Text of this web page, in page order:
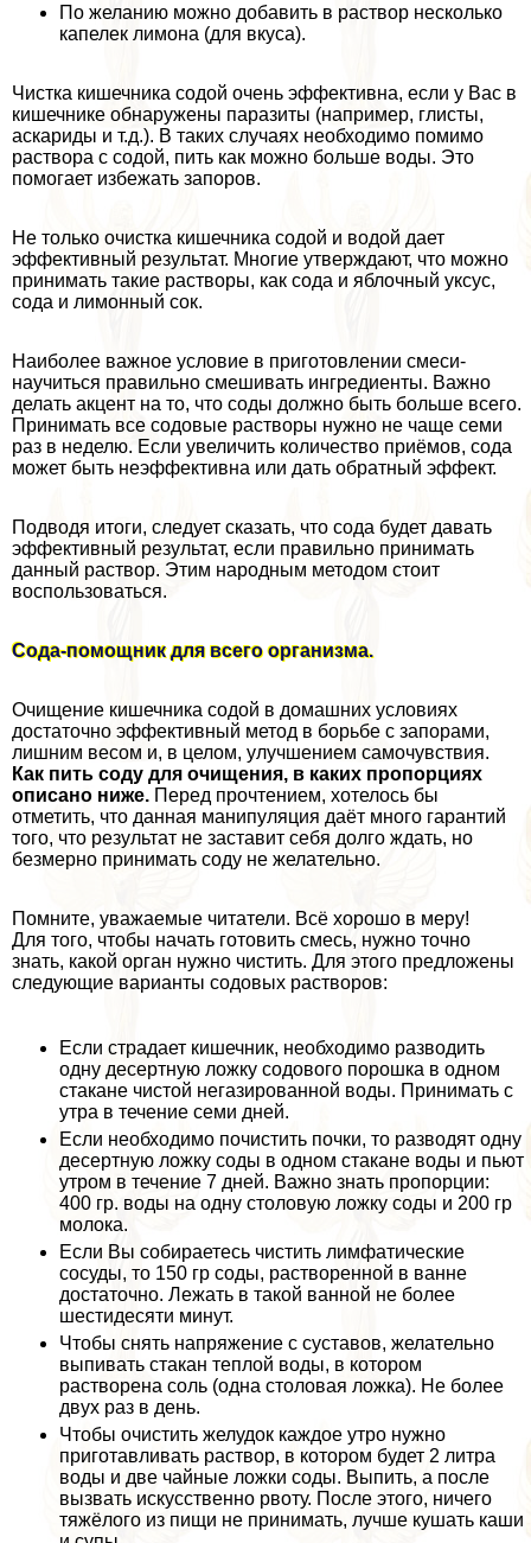
По желанию можно добавить в раствор несколько
капелек лимона (для вкуса).
Чистка кишечника содой очень эффективна, если у Вас в
кишечнике обнаружены паразиты (например, глисты,
аскариды и т.д.). В таких случаях необходимо помимо
раствора с содой, пить как можно больше воды. Это
помогает избежать запоров.
Не только очистка кишечника содой и водой дает
эффективный результат. Многие утверждают, что можно
принимать такие растворы, как сода и яблочный уксус,
сода и лимонный сок.
Наиболее важное условие в приготовлении смеси-
научиться правильно смешивать ингредиенты. Важно
делать акцент на то, что соды должно быть больше всего.
Принимать все содовые растворы нужно не чаще семи
раз в неделю. Если увеличить количество приёмов, сода
может быть неэффективна или дать обратный эффект.
Подводя итоги, следует сказать, что сода будет давать
эффективный результат, если правильно принимать
данный раствор. Этим народным методом стоит
воспользоваться.
Сода-помощник для всего организма.
Очищение кишечника содой в домашних условиях
достаточно эффективный метод в борьбе с запорами,
лишним весом и, в целом, улучшением самочувствия.
Как пить соду для очищения, в каких пропорциях
описано ниже. Перед прочтением, хотелось бы
отметить, что данная манипуляция даёт много гарантий
того, что результат не заставит себя долго ждать, но
безмерно принимать соду не желательно.
Помните, уважаемые читатели. Всё хорошо в меру!
Для того, чтобы начать готовить смесь, нужно точно
знать, какой орган нужно чистить. Для этого предложены
следующие варианты содовых растворов:
Если страдает кишечник, необходимо разводить
одну десертную ложку содового порошка в одном
стакане чистой негазированной воды. Принимать с
утра в течение семи дней.
Если необходимо почистить почки, то разводят одну
десертную ложку соды в одном стакане воды и пьют
утром в течение 7 дней. Важно знать пропорции:
400 гр. воды на одну столовую ложку соды и 200 гр
молока.
Если Вы собираетесь чистить лимфатические
сосуды, то 150 гр соды, растворенной в ванне
достаточно. Лежать в такой ванной не более
шестидесяти минут.
Чтобы снять напряжение с суставов, желательно
выпивать стакан теплой воды, в котором
растворена соль (одна столовая ложка). Не более
двух раз в день.
Чтобы очистить желудок каждое утро нужно
приготавливать раствор, в котором будет 2 литра
воды и две чайные ложки соды. Выпить, а после
вызвать искусственно рвоту. После этого, ничего
тяжёлого из пищи не принимать, лучше кушать каши